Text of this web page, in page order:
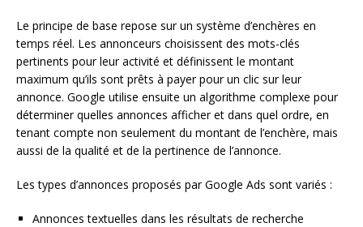
Le principe de base repose sur un système d’enchères en
temps réel. Les annonceurs choisissent des mots-clés
pertinents pour leur activité et définissent le montant
maximum qu’ils sont prêts à payer pour un clic sur leur
annonce. Google utilise ensuite un algorithme complexe pour
déterminer quelles annonces afficher et dans quel ordre, en
tenant compte non seulement du montant de l’enchère, mais
aussi de la qualité et de la pertinence de l’annonce.
Les types d’annonces proposés par Google Ads sont variés :
Annonces textuelles dans les résultats de recherche